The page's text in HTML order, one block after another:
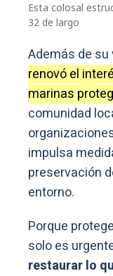
Esta colosal
32 de largo
Además de
renovó el
marinas
comunidad
impulsa
preservación
entorno.
Porque
solo es
restaurar lo